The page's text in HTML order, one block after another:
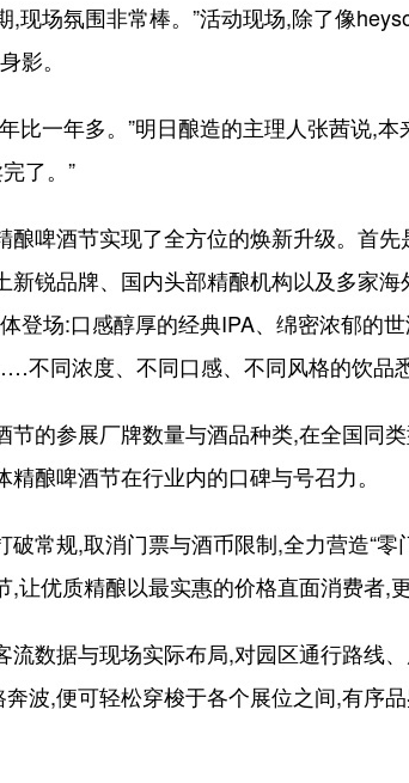
场氛围非常棒。”活动现场,除了像
影。
一年多。”明日酿造的主理人张茜说,本
了。”
啤酒节实现了全方位的焕新升级。首
新锐品牌、国内头部精酿机构以及多家
登场:口感醇厚的经典IPA、绵密浓郁的
同浓度、不同口感、不同风格的饮品
的参展厂牌数量与酒品种类,在全国同
酿啤酒节在行业内的口碑与号召力。
规,取消门票与酒币限制,全力营造“零
让优质精酿以最实惠的价格直面消费者,
数据与现场实际布局,对园区通行路线
波,便可轻松穿梭于各个展位之间,有序